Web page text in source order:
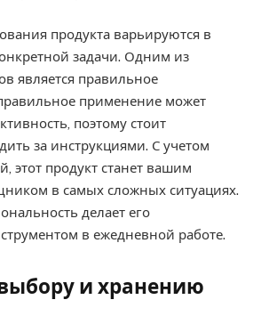
продукта варьируются в
задачи. Одним из
является правильное
применение может
поэтому стоит
за инструкциями. С учетом
этот продукт станет вашим
в самых сложных ситуациях.
делает его
в ежедневной работе.
и хранению